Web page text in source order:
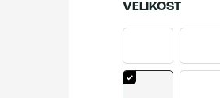
VELIKOST